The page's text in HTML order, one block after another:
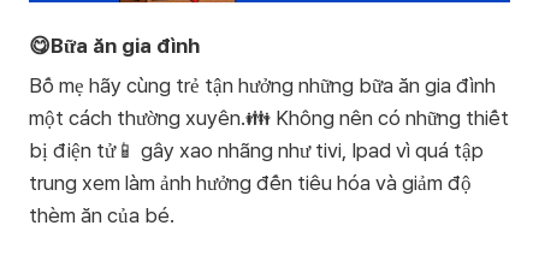
😋Bữa ăn gia đình
Bố mẹ hãy cùng trẻ tận hưởng những bữa ăn gia đình
một cách thường xuyên.👪 Không nên có những thiết
bị điện tử📱 gây xao nhãng như tivi, Ipad vì quá tập
trung xem làm ảnh hưởng đến tiêu hóa và giảm độ
thèm ăn của bé.